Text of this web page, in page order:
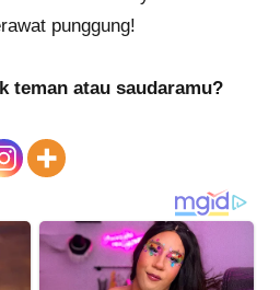
punggung!
teman atau saudaramu?